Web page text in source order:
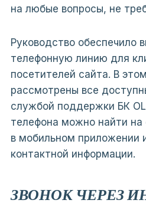
на любые вопросы, не
Руководство обеспечило
телефонную линию для
посетителей сайта. В
рассмотрены все
службой поддержки БК
телефона можно найти на
в мобильном приложении
контактной информации.
ЗВОНОК ЧЕРЕЗ